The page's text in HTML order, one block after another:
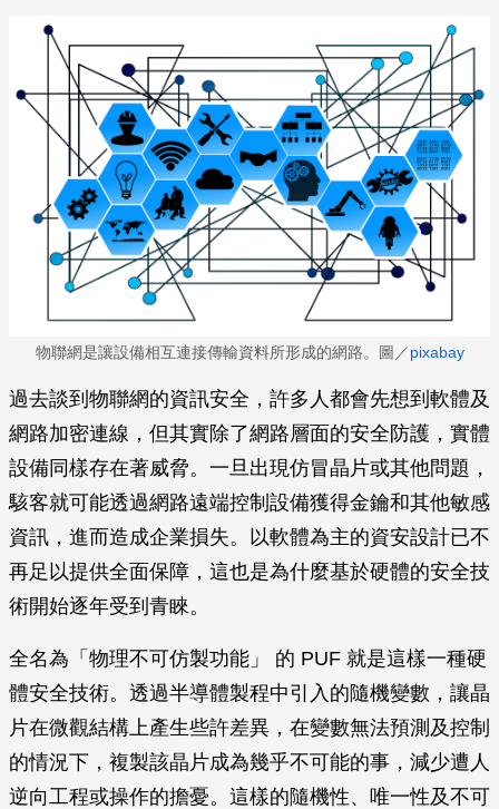
物聯網是讓設備相互連接傳輸資料所形成的網路。圖／pixabay
過去談到物聯網的資訊安全，許多人都會先想到軟體及
網路加密連線，但其實除了網路層面的安全防護，實體
設備同樣存在著威脅。一旦出現仿冒晶片或其他問題，
駭客就可能透過網路遠端控制設備獲得金鑰和其他敏感
資訊，進而造成企業損失。以軟體為主的資安設計已不
再足以提供全面保障，這也是為什麼基於硬體的安全技
術開始逐年受到青睞。
全名為「物理不可仿製功能」 的 PUF 就是這樣一種硬
體安全技術。透過半導體製程中引入的隨機變數，讓晶
片在微觀結構上產生些許差異，在變數無法預測及控制
的情況下，複製該晶片成為幾乎不可能的事，減少遭人
逆向工程或操作的擔憂。這樣的隨機性、唯一性及不可